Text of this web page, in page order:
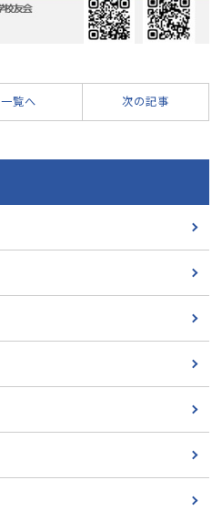
一覧へ 次の記事